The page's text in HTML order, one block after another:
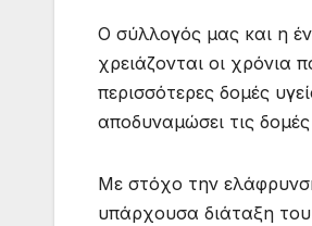
Ο σύλλογός μας και η
χρειάζονται οι
περισσότερες δομές
αποδυναμώσει τις
Με στόχο την
υπάρχουσα διάταξη του